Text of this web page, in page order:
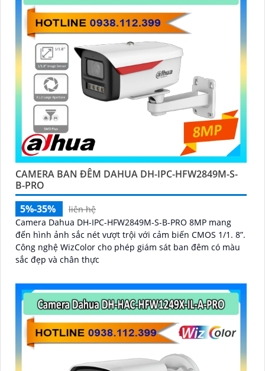
CAMERA BAN ĐÊM DAHUA DH-IPC-HFW2849M-S-
B-PRO
5%-35%
liên hệ
Camera Dahua DH-IPC-HFW2849M-S-B-PRO 8MP mang
đến hình ảnh sắc nét vượt trội với cảm biến CMOS 1/1. 8”.
Công nghệ WizColor cho phép giám sát ban đêm có màu
sắc đẹp và chân thực